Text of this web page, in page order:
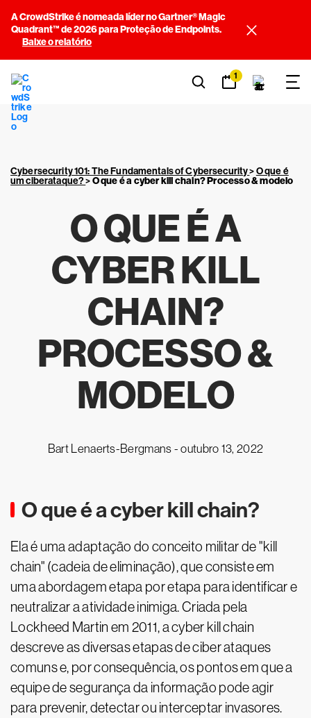
A CrowdStrike é nomeada líder no Gartner® Magic
Quadrant™ de 2026 para Proteção de Endpoints.
Baixe o relatório
1
Cybersecurity 101: The Fundamentals of Cybersecurity>O que é
um ciberataque?>O que é a cyber kill chain? Processo & modelo
O QUE É A
CYBER KILL
CHAIN?
PROCESSO &
MODELO
Bart Lenaerts-Bergmans -outubro 13, 2022
O que é a cyber kill chain?
Ela é uma adaptação do conceito militar de "kill
chain" (cadeia de eliminação), que consiste em
uma abordagem etapa por etapa para identificar e
neutralizar a atividade inimiga. Criada pela
Lockheed Martin em 2011, a cyber kill chain
descreve as diversas etapas de ciber ataques
comuns e, por consequência, os pontos em que a
equipe de segurança da informação pode agir
para prevenir, detectar ou interceptar invasores.